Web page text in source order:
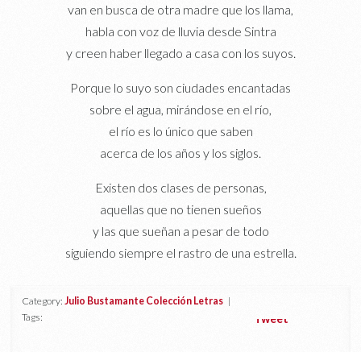
van en busca de otra madre que los llama,
habla con voz de lluvia desde Sintra
y creen haber llegado a casa con los suyos.
Porque lo suyo son ciudades encantadas
sobre el agua, mirándose en el río,
el río es lo único que saben
acerca de los años y los siglos.
Existen dos clases de personas,
aquellas que no tienen sueños
y las que sueñan a pesar de todo
siguiendo siempre el rastro de una estrella.
Category:Julio Bustamante Colección Letras |
Tags:
Tweet